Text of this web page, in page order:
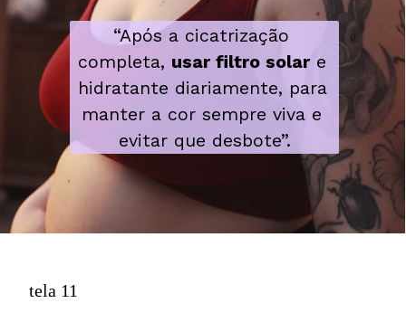
“Após a cicatrização
completa, usar filtro solar e
hidratante diariamente, para
manter a cor sempre viva e
evitar que desbote”.
tela 11